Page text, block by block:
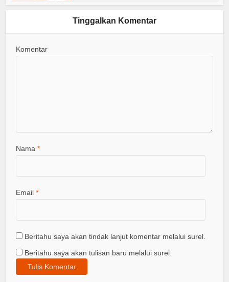
Tinggalkan Komentar
Komentar
Nama*
Email*
Beritahu saya akan tindak lanjut komentar melalui surel.
Beritahu saya akan tulisan baru melalui surel.